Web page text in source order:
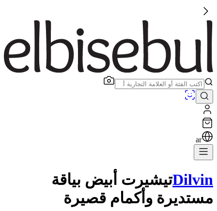
ar
Dilvinتيشيرت أبيض بياقة
مستديرة وأكمام قصيرة